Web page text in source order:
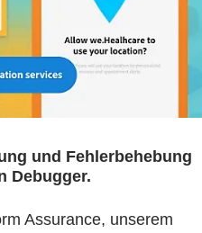
und Fehlerbehebung
Debugger.
Assurance, unserem